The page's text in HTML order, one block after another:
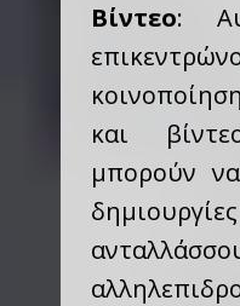
Βίντεο:
και
μπορούν